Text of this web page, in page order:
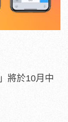
將於10月中